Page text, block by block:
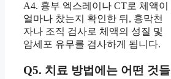
A4. 흉부 엑스레이나 CT로 체액이
얼마나 찼는지 확인한 뒤, 흉막천
자나 조직 검사로 체액의 성질 및
암세포 유무를 검사하게 됩니다.
Q5. 치료 방법에는 어떤 것들